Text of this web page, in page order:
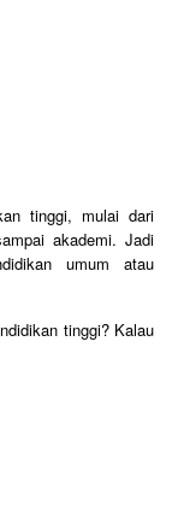
tinggi, mulai dari
akademi. Jadi
umum atau
tinggi? Kalau